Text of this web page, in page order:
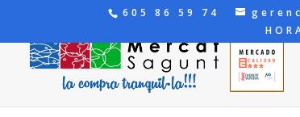
605 86 59 74